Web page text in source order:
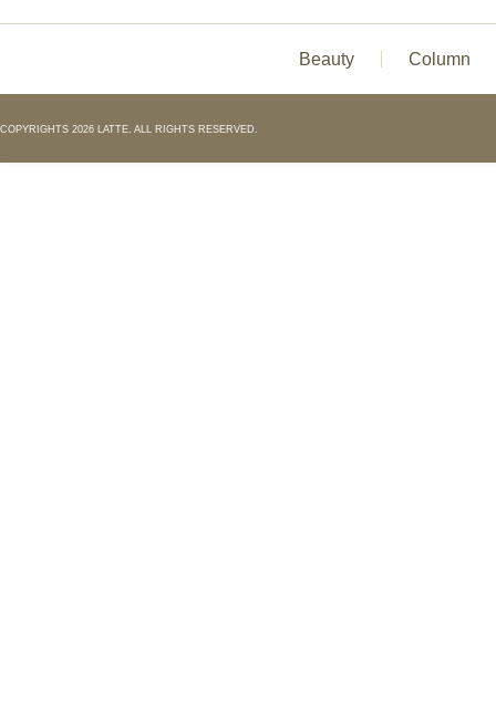
Beauty Column
COPYRIGHTS 2026 LATTE. ALL RIGHTS RESERVED.